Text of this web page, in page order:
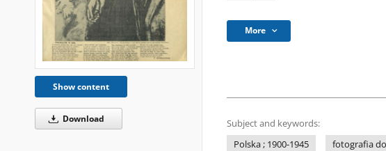
Show content
Download
More
Subject and keywords:
Polska ; 1900-1945
fotografia